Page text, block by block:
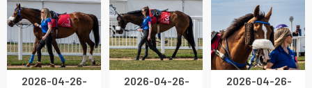
2026-04-26-
2026-04-26-
2026-04-26-